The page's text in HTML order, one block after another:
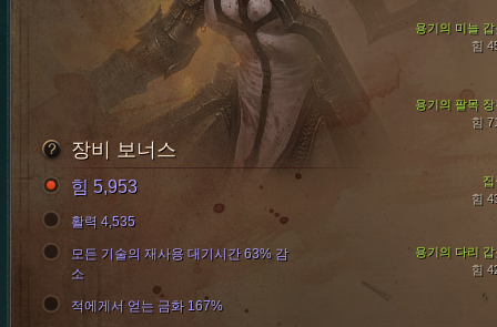
용기의 미늘 갑
힘
용기의 팔목 장
힘
용기의 다리 갑
힘
힘
장비 보너스
힘 5,953
활력 4,535
모든 기술의 재사용 대기시간 63% 감
소
적에게서 얻는 금화 167%